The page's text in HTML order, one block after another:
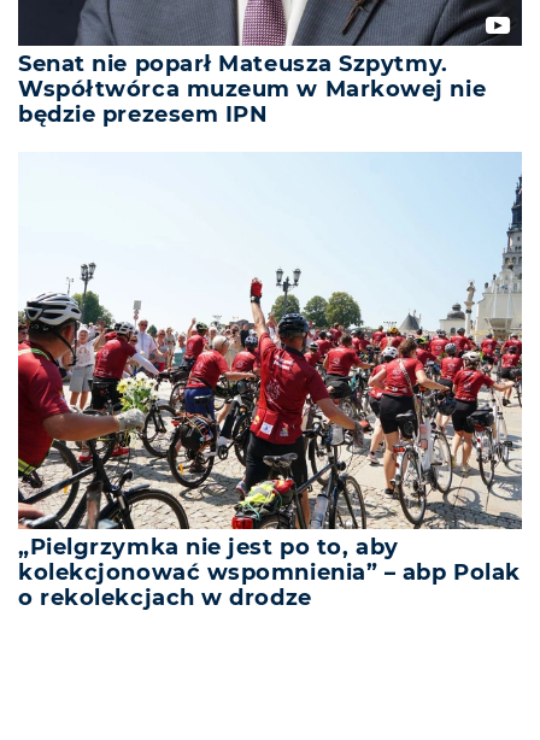
Senat nie poparł Mateusza Szpytmy.
Współtwórca muzeum w Markowej nie
będzie prezesem IPN
„Pielgrzymka nie jest po to, aby
kolekcjonować wspomnienia” – abp Polak
o rekolekcjach w drodze